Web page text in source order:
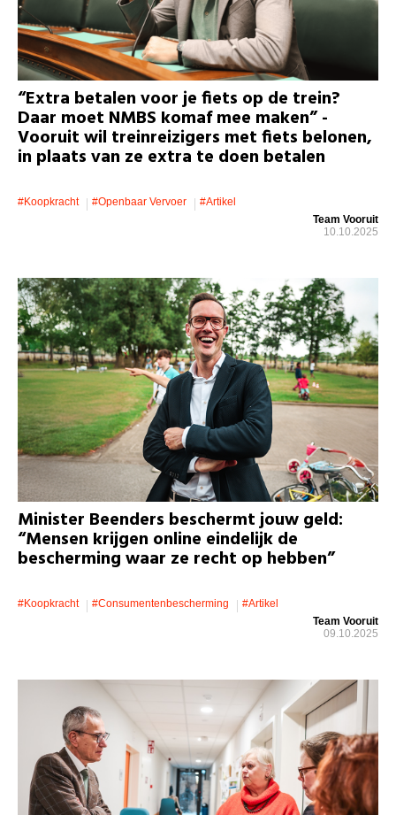
“Extra betalen voor je fiets op de trein?
Daar moet NMBS komaf mee maken” -
Vooruit wil treinreizigers met fiets belonen,
in plaats van ze extra te doen betalen
#koopkracht #openbaar Vervoer
#artikel
Team Vooruit
10.10.2025
Minister Beenders beschermt jouw geld:
“Mensen krijgen online eindelijk de
bescherming waar ze recht op hebben”
#koopkracht #consumentenbescherming
#artikel
Team Vooruit
09.10.2025